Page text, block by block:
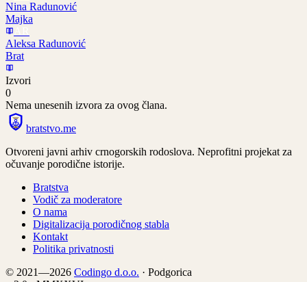
Nina Radunović
Majka
Aleksa Radunović
Brat
Izvori
0
Nema unesenih izvora za ovog člana.
bratstvo.me
Otvoreni javni arhiv crnogorskih rodoslova. Neprofitni projekat za
očuvanje porodične istorije.
Bratstva
Vodič za moderatore
O nama
Digitalizacija porodičnog stabla
Kontakt
Politika privatnosti
© 2021—2026 Codingo d.o.o. · Podgorica